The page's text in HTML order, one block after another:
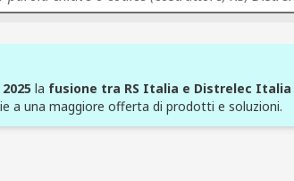
la fusione tra RS Italia e Distrelec Italia
a una maggiore offerta di prodotti e soluzioni.